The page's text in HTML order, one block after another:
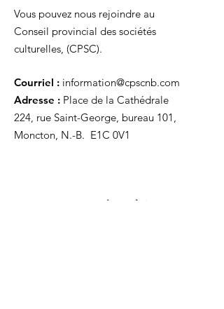
Vous pouvez nous rejoindre au
Conseil provincial des sociétés
culturelles, (CPSC).
Courriel : information@cpscnb.com
Adresse : Place de la Cathédrale
224, rue Saint-George, bureau 101,
Moncton, N.-B. E1C 0V1
Recevez nos mises à jour